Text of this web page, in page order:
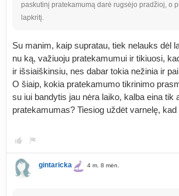
paskutinį pratekamumą darė rugsėjo pradžioj, o
lapkritį.
Su manim, kaip supratau, tiek nelauks dėl
nu ką, važiuoju pratekamumui ir tikiuosi,
ir išsiaiškinsiu, nes dabar tokia nežinia ir
O šiaip, kokia pratekamumo tikrinimo
su iui bandytis jau nėra laiko, kalba eina tik
pratekamumas? Tiesiog uždėt varnelę,
gintaricka 4 m. 8 mėn.